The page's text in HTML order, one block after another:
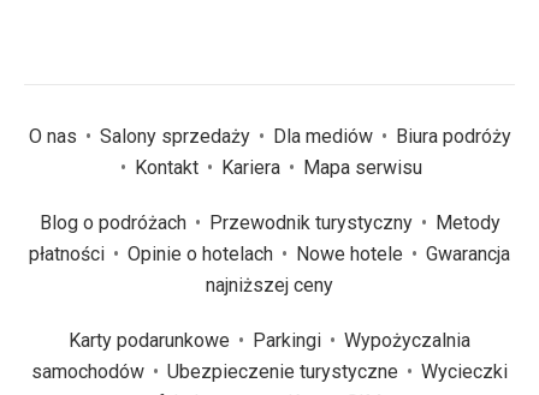
O nas Salony sprzedaży Dla mediów
Biura podróży
Kontakt
Kariera Mapa serwisu
Blog o podróżach Przewodnik turystyczny
Metody
płatności
Opinie o hotelach Nowe hotele
Gwarancja
najniższej ceny
Karty podarunkowe Parkingi
Wypożyczalnia
samochodów
Ubezpieczenie turystyczne
Wycieczki